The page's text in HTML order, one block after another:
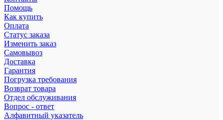
Помощь
Как купить
Оплата
Статус заказа
Изменить заказ
Самовывоз
Доставка
Гарантия
Погрузка требования
Возврат товара
Отдел обслуживания
Вопрос - ответ
Алфавитный указатель